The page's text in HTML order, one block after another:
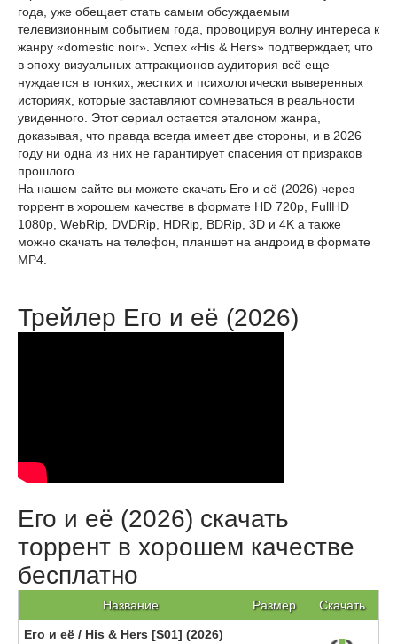
года, уже обещает стать самым обсуждаемым
телевизионным событием года, провоцируя волну интереса к
жанру «domestic noir». Успех «His & Hers» подтверждает, что
в эпоху визуальных аттракционов аудитория всё еще
нуждается в тонких, жестких и психологически выверенных
историях, которые заставляют сомневаться в реальности
увиденного. Этот сериал остается эталоном жанра,
доказывая, что правда всегда имеет две стороны, и в 2026
году ни одна из них не гарантирует спасения от призраков
прошлого.
На нашем сайте вы можете скачать Его и её (2026) через
торрент в хорошем качестве в формате HD 720p, FullHD
1080p, WebRip, DVDRip, HDRip, BDRip, 3D и 4K а также
можно скачать на телефон, планшет на андроид в формате
MP4.
Трейлер Его и её (2026)
Его и её (2026) скачать
торрент в хорошем качестве
бесплатно
Название Размер Скачать
Его и её / His & Hers [S01] (2026)